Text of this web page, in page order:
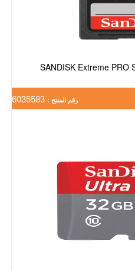
SANDISK Extreme PRO
رقم المنتج :